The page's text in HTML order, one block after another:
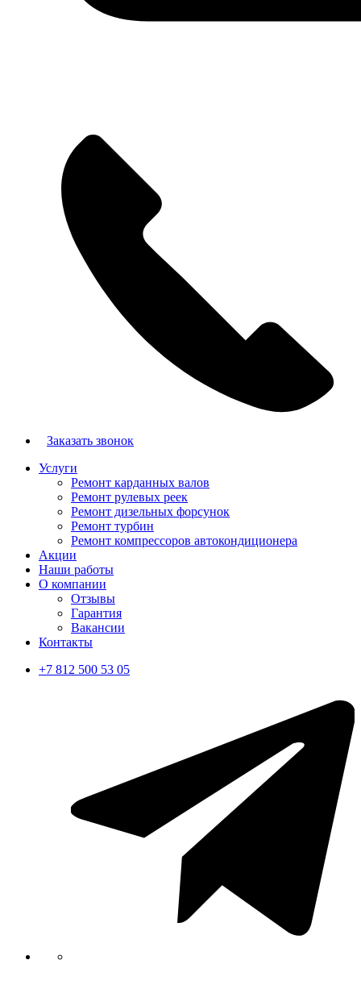
Заказать звонок
Услуги
Ремонт карданных валов
Ремонт рулевых реек
Ремонт дизельных форсунок
Ремонт турбин
Ремонт компрессоров автокондиционера
Акции
Наши работы
О компании
Отзывы
Гарантия
Вакансии
Контакты
+7 812 500 53 05